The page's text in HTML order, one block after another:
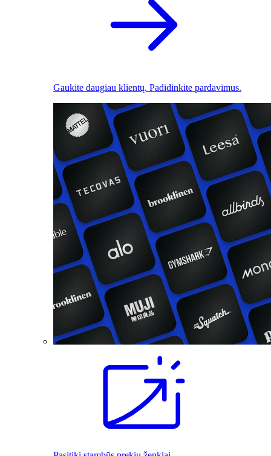
Gaukite daugiau klientų. Padidinkite pardavimus.